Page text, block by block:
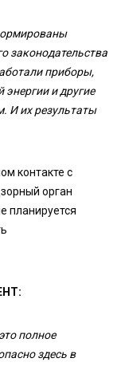
законодательства
приборы,
и другие
И их результаты
контакте с
орган
планируется
полное
здесь в